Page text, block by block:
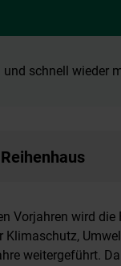
schnell wieder
Vorjahren wird
weitergeführt.